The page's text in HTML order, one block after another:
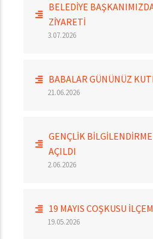
BELEDİYE
ZİYARETİ
3.07.2026
BABALAR GÜNÜNÜZ
21.06.2026
GENÇLİK
AÇILDI
2.06.2026
19 MAYIS COŞKUSU
19.05.2026